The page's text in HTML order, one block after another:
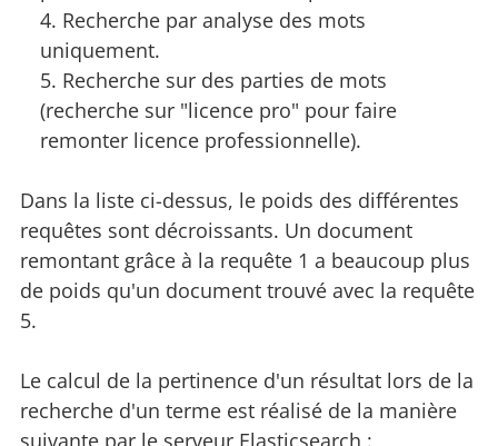
Recherche par analyse des mots
uniquement.
Recherche sur des parties de mots
(recherche sur "licence pro" pour faire
remonter licence professionnelle).
Dans la liste ci-dessus, le poids des différentes
requêtes sont décroissants. Un document
remontant grâce à la requête 1 a beaucoup plus
de poids qu'un document trouvé avec la requête
5.
Le calcul de la pertinence d'un résultat lors de la
recherche d'un terme est réalisé de la manière